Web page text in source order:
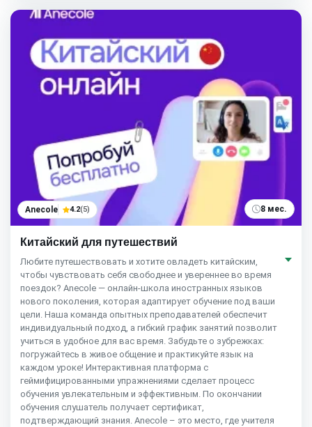
Anecole 4.2(5) 8 мес.
Китайский для путешествий
Любите путешествовать и хотите овладеть китайским,
чтобы чувствовать себя свободнее и увереннее во время
поездок? Anecole — онлайн-школа иностранных языков
нового поколения, которая адаптирует обучение под ваши
цели. Наша команда опытных преподавателей обеспечит
индивидуальный подход, а гибкий график занятий позволит
учиться в удобное для вас время. Забудьте о зубрежках:
погружайтесь в живое общение и практикуйте язык на
каждом уроке! Интерактивная платформа с
геймифицированными упражнениями сделает процесс
обучения увлекательным и эффективным. По окончании
обучения слушатель получает сертификат,
подтверждающий знания. Anecole – это место, где учителя